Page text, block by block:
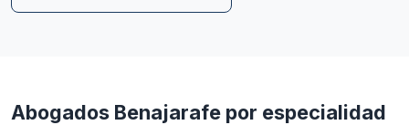
Abogados Benajarafe por especialidad